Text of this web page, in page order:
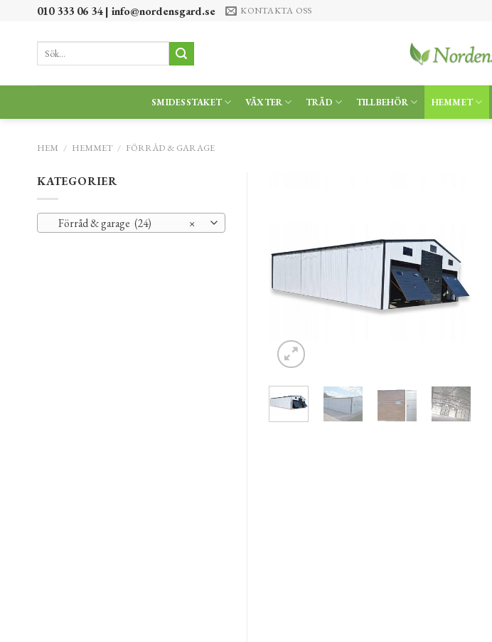
010 333 06 34 | info@nordensgard.se KONTAKTA OSS
efter:
SMIDESSTAKET VÄXTER TRÄD TILLBEHÖR HEMMET
HEM / HEMMET / FÖRRÅD & GARAGE
KATEGORIER
×
Förråd & garage (24)